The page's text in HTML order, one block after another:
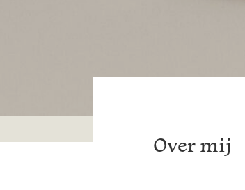
Over mij